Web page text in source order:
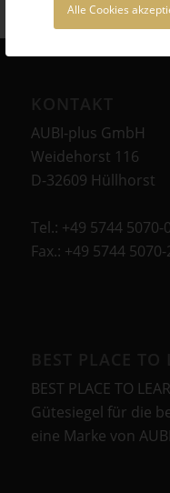
Alle Cookies
AUBI-plus GmbH
Weidehorst 116
D-32609 Hüllhorst
Tel.: +49 5744 5070-0
Fax.: +49 5744 5070-
BEST PLACE TO
Gütesiegel für die
eine Marke von